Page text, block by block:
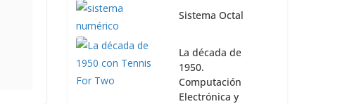
Sistema Octal
La década de
1950.
Computación
Electrónica y